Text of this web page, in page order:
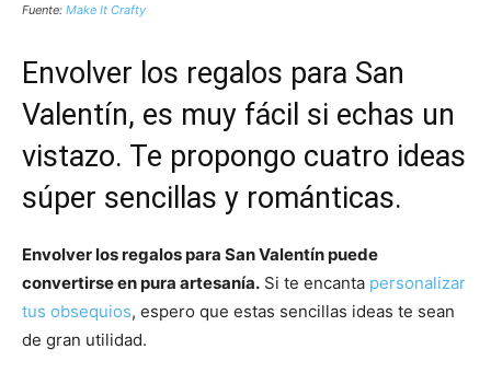
Fuente: Make It Crafty
Envolver los regalos para San
Valentín, es muy fácil si echas un
vistazo. Te propongo cuatro ideas
súper sencillas y románticas.
Envolver los regalos para San Valentín puede
convertirse en pura artesanía. Si te encanta personalizar
tus obsequios, espero que estas sencillas ideas te sean
de gran utilidad.